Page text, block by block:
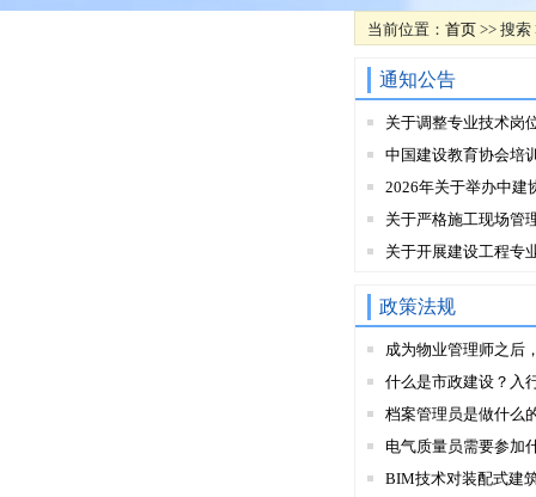
当前位置： 首页 >> 搜
通知公告
关于调整专业技术岗
中国建设教育协会培
2026年关于举办中建
关于严格施工现场管
关于开展建设工程专
政策法规
成为物业管理师之后
什么是市政建设？入
档案管理员是做什么
电气质量员需要参加
BIM技术对装配式建